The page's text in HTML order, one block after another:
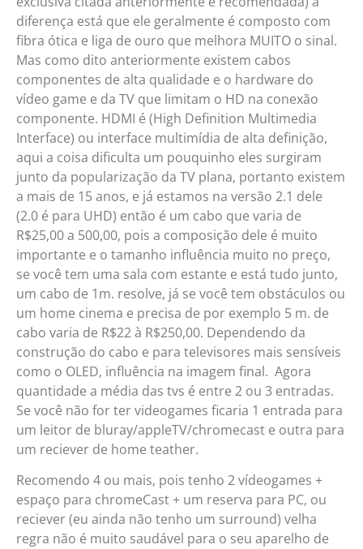
diferença está que ele geralmente é composto com
fibra ótica e liga de ouro que melhora MUITO o sinal.
Mas como dito anteriormente existem cabos
componentes de alta qualidade e o hardware do
vídeo game e da TV que limitam o HD na conexão
componente. HDMI é (High Definition Multimedia
Interface) ou interface multimídia de alta definição,
aqui a coisa dificulta um pouquinho eles surgiram
junto da popularização da TV plana, portanto existem
a mais de 15 anos, e já estamos na versão 2.1 dele
(2.0 é para UHD) então é um cabo que varia de
R$25,00 a 500,00, pois a composição dele é muito
importante e o tamanho influência muito no preço,
se você tem uma sala com estante e está tudo junto,
um cabo de 1m. resolve, já se você tem obstáculos ou
um home cinema e precisa de por exemplo 5 m. de
cabo varia de R$22 à R$250,00. Dependendo da
construção do cabo e para televisores mais sensíveis
como o OLED, influência na imagem final. Agora
quantidade a média das tvs é entre 2 ou 3 entradas.
Se você não for ter videogames ficaria 1 entrada para
um leitor de bluray/appleTV/chromecast e outra para
um reciever de home teather.
Recomendo 4 ou mais, pois tenho 2 vídeogames +
espaço para chromeCast + um reserva para PC, ou
reciever (eu ainda não tenho um surround) velha
regra não é muito saudável para o seu aparelho de